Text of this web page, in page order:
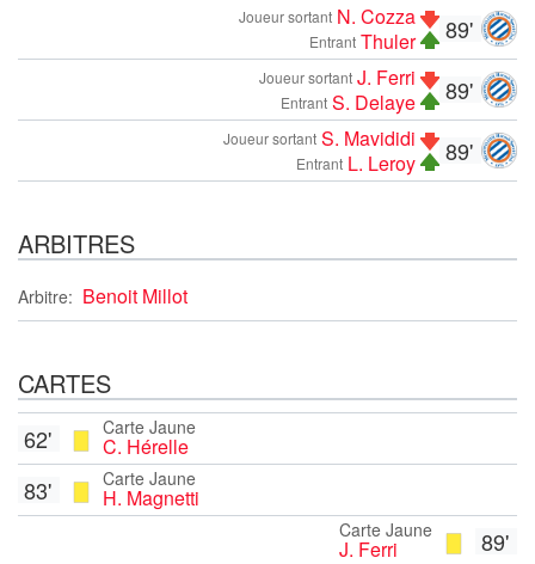
89'
Joueur sortant N. Cozza
Entrant Thuler
89'
Joueur sortant J. Ferri
Entrant S. Delaye
89'
Joueur sortant S. Mavididi
Entrant L. Leroy
ARBITRES
Arbitre: Benoit Millot
CARTES
Carte Jaune
C. Hérelle
62'
Carte Jaune
H. Magnetti
83'
89'
Carte Jaune
J. Ferri